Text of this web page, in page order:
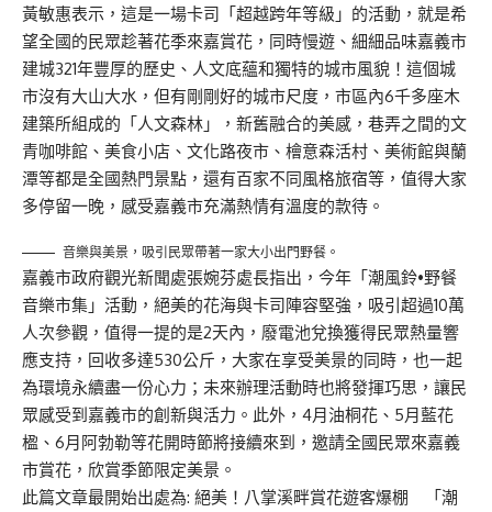
黃敏惠表示，這是一場卡司「超越跨年等級」的活動，就是希
望全國的民眾趁著花季來嘉賞花，同時慢遊、細細品味嘉義市
建城321年豐厚的歷史、人文底蘊和獨特的城市風貌！這個城
市沒有大山大水，但有剛剛好的城市尺度，市區內6千多座木
建築所組成的「人文森林」，新舊融合的美感，巷弄之間的文
青咖啡館、美食小店、文化路夜市、檜意森活村、美術館與蘭
潭等都是全國熱門景點，還有百家不同風格旅宿等，值得大家
多停留一晚，感受嘉義市充滿熱情有溫度的款待。
音樂與美景，吸引民眾帶著一家大小出門野餐。
嘉義市政府觀光新聞處張婉芬處長指出，今年「潮風鈴•野餐
音樂市集」活動，絕美的花海與卡司陣容堅強，吸引超過10萬
人次參觀，值得一提的是2天內，廢電池兌換獲得民眾熱量響
應支持，回收多達530公斤，大家在享受美景的同時，也一起
為環境永續盡一份心力；未來辦理活動時也將發揮巧思，讓民
眾感受到嘉義市的創新與活力。此外，4月油桐花、5月藍花
楹、6月阿勃勒等花開時節將接續來到，邀請全國民眾來嘉義
市賞花，欣賞季節限定美景。
此篇文章最開始出處為: 絕美！八掌溪畔賞花遊客爆棚 「潮